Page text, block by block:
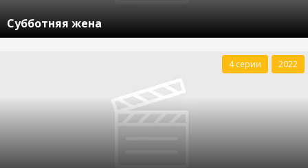
Субботняя жена
4 серии 2022